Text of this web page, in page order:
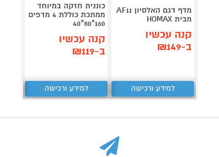
מדף דגם האלסיון AF11
מבית HOMAX
קנה עכשיו
ב-₪149
למידע ורכישה
כוננית חזקה במיוחד
ממתכת כוללת 4 מדפים
160*80*40
קנה עכשיו
ב-₪119
למידע ורכישה